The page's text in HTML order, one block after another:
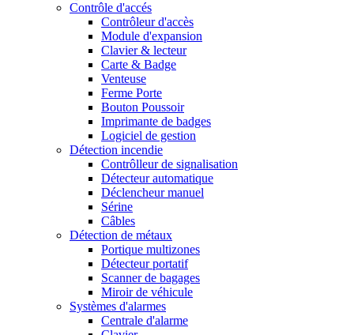
Contrôle d'accés
Contrôleur d'accès
Module d'expansion
Clavier & lecteur
Carte & Badge
Venteuse
Ferme Porte
Bouton Poussoir
Imprimante de badges
Logiciel de gestion
Détection incendie
Contrôlleur de signalisation
Détecteur automatique
Déclencheur manuel
Sérine
Câbles
Détection de métaux
Portique multizones
Détecteur portatif
Scanner de bagages
Miroir de véhicule
Systèmes d'alarmes
Centrale d'alarme